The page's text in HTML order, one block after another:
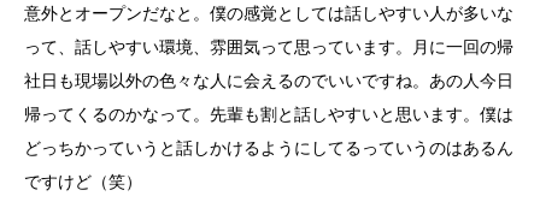
意外とオープンだなと。僕の感覚としては話しやすい人が多いな
って、話しやすい環境、雰囲気って思っています。月に一回の帰
社日も現場以外の色々な人に会えるのでいいですね。あの人今日
帰ってくるのかなって。先輩も割と話しやすいと思います。僕は
どっちかっていうと話しかけるようにしてるっていうのはあるん
ですけど（笑）